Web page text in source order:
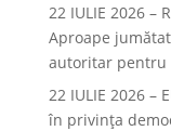
22 IULIE 2026 –
Aproape
autoritar pentru
22 IULIE 2026 –
în privința